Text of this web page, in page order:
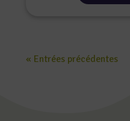
« Entrées précédentes